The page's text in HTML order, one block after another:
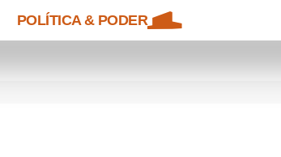
POLÍTICA & PODER